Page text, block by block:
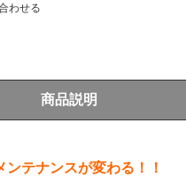
わせる
商品説明
ンスが変わる！！